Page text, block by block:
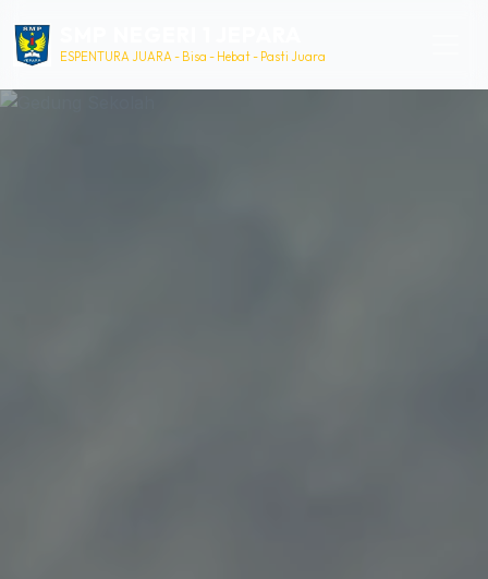
ESPENTURA JUARA - Bisa - Hebat - Pasti Juara